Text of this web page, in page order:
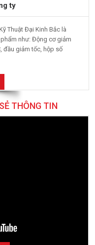
ty
Thuật Đại Kinh Bắc là
như: Động cơ giảm
đầu giảm tốc, hộp số
THÔNG TIN